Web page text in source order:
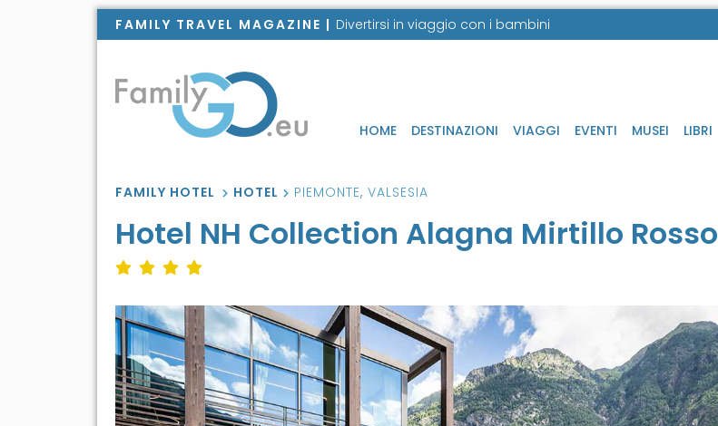
FAMILY TRAVEL MAGAZINE | Divertirsi in viaggio con i bambini
HOME DESTINAZIONI VIAGGI EVENTI MUSEI LIBRI
FAMILY HOTEL HOTEL PIEMONTE, VALSESIA
Hotel NH Collection Alagna Mirtillo Rosso